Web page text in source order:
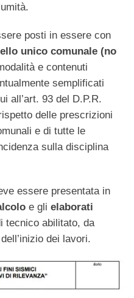
posti in essere con
unico comunale (no
e contenuti
semplificati
all’art. 93 del D.P.R.
delle prescrizioni
e di tutte le
sulla disciplina
essere presentata in
e gli elaborati
tecnico abilitato, da
dei lavori.